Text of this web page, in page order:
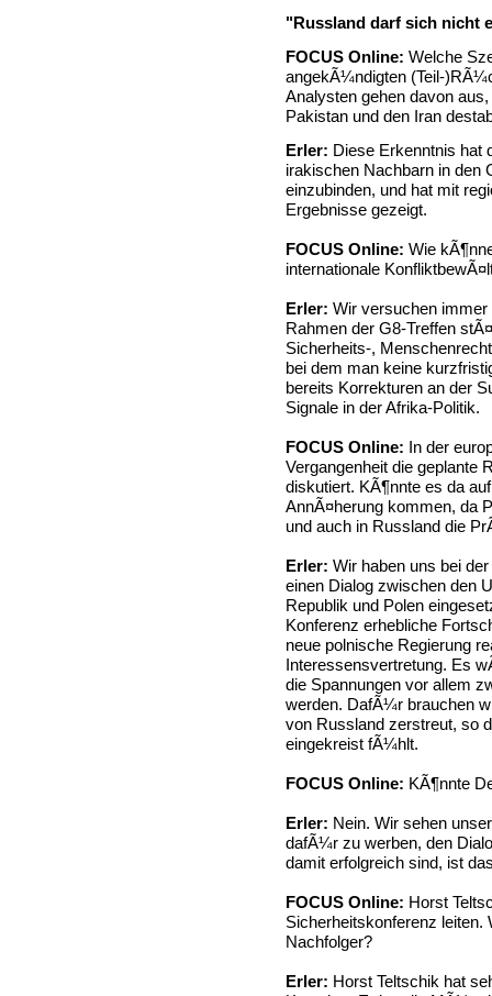
"Russland darf sich nicht
FOCUS Online: Welche
angekÃ¼ndigten (Teil-
Analysten gehen davon
Pakistan und den Iran
Erler: Diese Erkenntnis hat
irakischen Nachbarn in den
einzubinden, und hat mit
Ergebnisse gezeigt.
FOCUS Online: Wie
internationale
Erler: Wir versuchen immer
Rahmen der G8-Treffen
Sicherheits-,
bei dem man keine
bereits Korrekturen an der
Signale in der Afrika-Politik.
FOCUS Online: In der
Vergangenheit die geplante
diskutiert. KÃ¶nnte es da
AnnÃ¤herung kommen, da
und auch in Russland die
Erler: Wir haben uns bei
einen Dialog zwischen den
Republik und Polen
Konferenz erhebliche
neue polnische Regierung
Interessensvertretung. Es
die Spannungen vor allem
werden. DafÃ¼r brauchen
von Russland zerstreut, so
eingekreist fÃ¼hlt.
FOCUS Online: KÃ¶nnte
Erler: Nein. Wir sehen
dafÃ¼r zu werben, den
damit erfolgreich sind, ist
FOCUS Online: Horst
Sicherheitskonferenz leiten.
Nachfolger?
Erler: Horst Teltschik hat